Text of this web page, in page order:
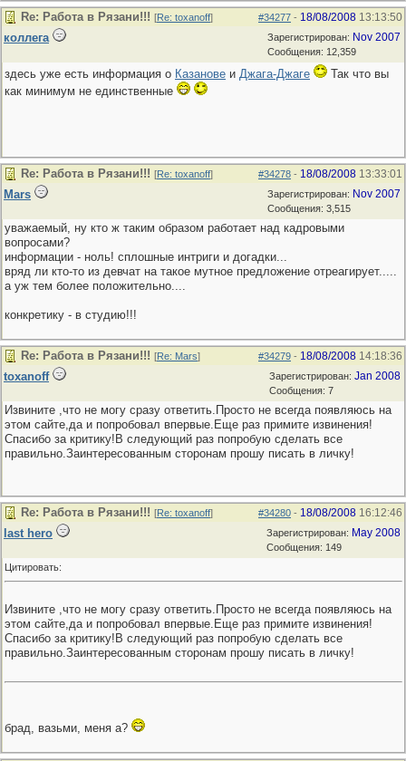
#34277 - 18/08/2008 13:13:50
Re: Работа в Рязани!!! [Re: toxanoff]
Зарегистрирован: Nov 2007
Сообщения: 12,359
коллега
здесь уже есть информация о Казанове и Джага-Джаге
Так что вы
как минимум не единственные
#34278 - 18/08/2008 13:33:01
Re: Работа в Рязани!!! [Re: toxanoff]
Зарегистрирован: Nov 2007
Сообщения: 3,515
Mars
уважаемый, ну кто ж таким образом работает над кадровыми
вопросами?
информации - ноль! сплошные интриги и догадки...
вряд ли кто-то из девчат на такое мутное предложение отреагирует.....
а уж тем более положительно....
конкретику - в студию!!!
#34279 - 18/08/2008 14:18:36
Re: Работа в Рязани!!! [Re: Mars]
Зарегистрирован: Jan 2008
Сообщения: 7
toxanoff
Извините ,что не могу сразу ответить.Просто не всегда появляюсь на
этом сайте,да и попробовал впервые.Еще раз примите извинения!
Спасибо за критику!В следующий раз попробую сделать все
правильно.Заинтересованным сторонам прошу писать в личку!
#34280 - 18/08/2008 16:12:46
Re: Работа в Рязани!!! [Re: toxanoff]
Зарегистрирован: May 2008
Сообщения: 149
last hero
Цитировать:
Извините ,что не могу сразу ответить.Просто не всегда появляюсь на
этом сайте,да и попробовал впервые.Еще раз примите извинения!
Спасибо за критику!В следующий раз попробую сделать все
правильно.Заинтересованным сторонам прошу писать в личку!
брад, вазьми, меня а?